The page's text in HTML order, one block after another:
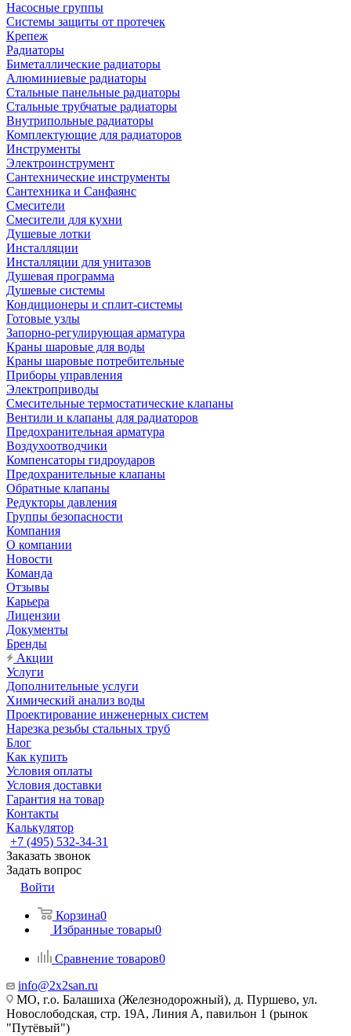
Насосные группы
Системы защиты от протечек
Крепеж
Радиаторы
Биметаллические радиаторы
Алюминиевые радиаторы
Стальные панельные радиаторы
Стальные трубчатые радиаторы
Внутрипольные радиаторы
Комплектующие для радиаторов
Инструменты
Электроинструмент
Сантехнические инструменты
Сантехника и Санфаянс
Смесители
Смесители для кухни
Душевые лотки
Инсталляции
Инсталляции для унитазов
Душевая программа
Душевые системы
Кондиционеры и сплит-системы
Готовые узлы
Запорно-регулирующая арматура
Краны шаровые для воды
Краны шаровые потребительные
Приборы управления
Электроприводы
Смесительные термостатические клапаны
Вентили и клапаны для радиаторов
Предохранительная арматура
Воздухоотводчики
Компенсаторы гидроударов
Предохранительные клапаны
Обратные клапаны
Редукторы давления
Группы безопасности
Компания
О компании
Новости
Команда
Отзывы
Карьера
Лицензии
Документы
Бренды
Акции
Услуги
Дополнительные услуги
Химический анализ воды
Проектирование инженерных систем
Нарезка резьбы стальных труб
Блог
Как купить
Условия оплаты
Условия доставки
Гарантия на товар
Контакты
Калькулятор
+7 (495) 532‑34‑31
Заказать звонок
Задать вопрос
Войти
Корзина0
Избранные товары0
Сравнение товаров0
info@2x2san.ru
МО, г.о. Балашиха (Железнодорожный), д. Пуршево, ул.
Новослободская, стр. 19А, Линия А, павильон 1 (рынок
"Путёвый")